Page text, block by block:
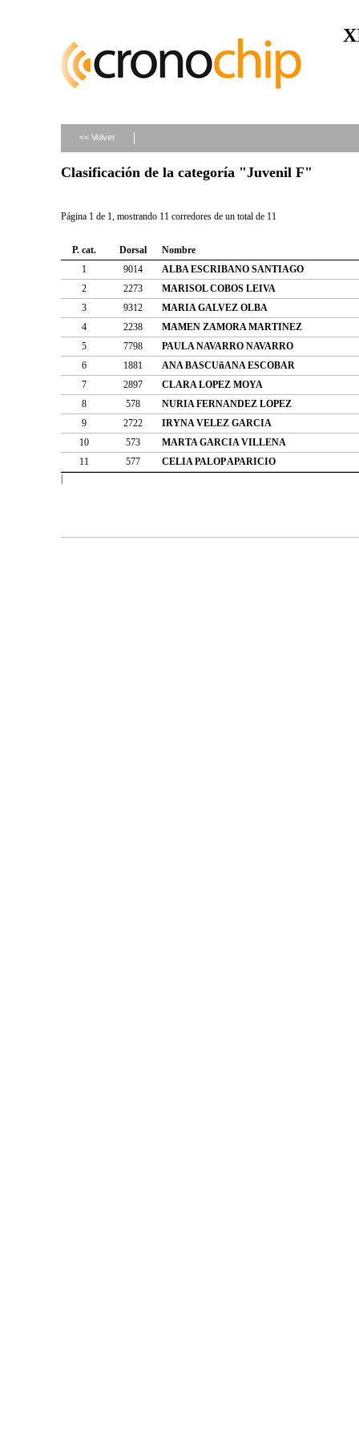
<< Volver
Clasificación de la categoría "Juvenil F"
Página 1 de 1, mostrando 11 corredores de un total de 11
P. cat. Dorsal
Nombre
1
9014
ALBA ESCRIBANO SANTIAGO
2
2273
MARISOL COBOS LEIVA
3
9312
MARIA GALVEZ OLBA
4
2238
MAMEN ZAMORA MARTINEZ
5
7798
PAULA NAVARRO NAVARRO
6
1881
ANA BASCUñANA ESCOBAR
7
2897
CLARA LOPEZ MOYA
8
578
NURIA FERNANDEZ LOPEZ
9
2722
IRYNA VELEZ GARCIA
10
573
MARTA GARCIA VILLENA
11
577
CELIA PALOP APARICIO
|